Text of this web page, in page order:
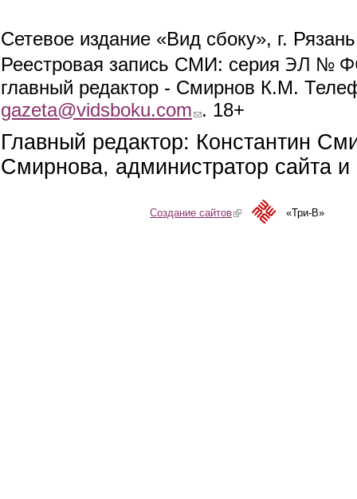
Сетевое издание «Вид сбоку», г.
Реестровая запись СМИ: серия ЭЛ №
главный редактор - Смирнов К.М.
gazeta@vidsboku.com (link sends e-mail)
. 18+
Главный редактор: Константин
Смирнова, администратор сайта
Создание сайтов(link is external)«Три-В»